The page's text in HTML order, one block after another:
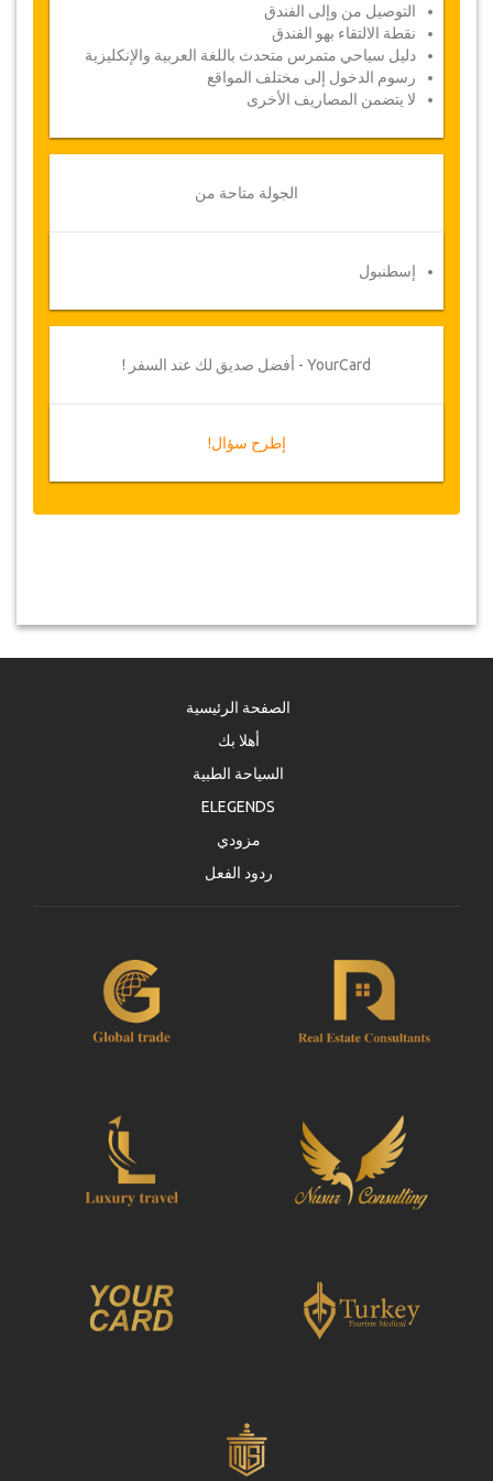
ظروف خارجة عن الإرادة بين الحين والحين
هذه الحالات، تقدم للعملاء مواعيد بديلة أو استرداد
كامل للمبلغ المدفوع
القسيمة
تفاصيل الخدمة لإدخال معلومات الحجز الخاصة بك
اتبع جازيكورلد؟ .. انشر الخبر
التوصيل من وإلى الفندق
نقطة الالتقاء بهو الفندق
دليل سياحي متمرس متحدث باللغة العربية والإنكليزية
رسوم الدخول إلى مختلف المواقع
لا يتضمن المصاريف الأخرى
الجولة متاحة من
إسطنبول
YourCard - أفضل صديق لك عند السفر !
إطرح سؤال!
الصفحة الرئيسية
أهلا بك
السياحة الطبية
ELEGENDS
مزودي
ردود الفعل